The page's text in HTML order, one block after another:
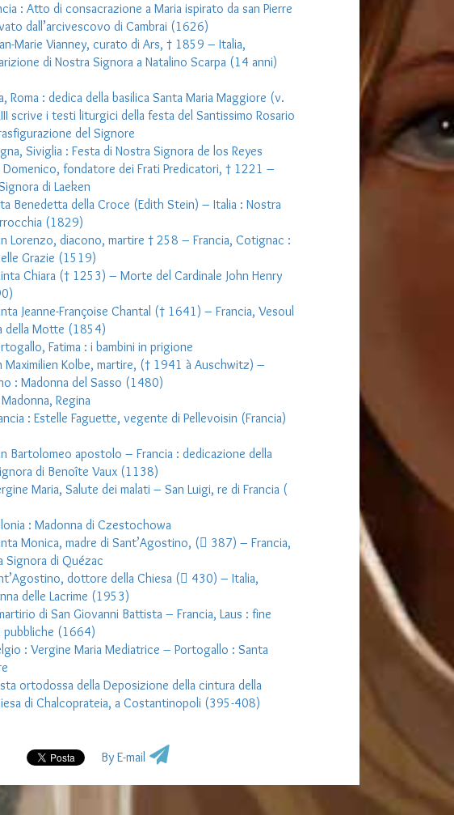
: Atto di consacrazione a Maria ispirato da san Pierre
dall’arcivescovo di Cambrai (1626)
Marie Vianney, curato di Ars, † 1859 – Italia,
di Nostra Signora a Natalino Scarpa (14 anni)
Roma : dedica della basilica Santa Maria Maggiore (v.
scrive i testi liturgici della festa del Santissimo Rosario
del Signore
Siviglia : Festa di Nostra Signora de los Reyes
fondatore dei Frati Predicatori, † 1221 –
di Laeken
Benedetta della Croce (Edith Stein) – Italia : Nostra
(1829)
Lorenzo, diacono, martire † 258 – Francia, Cotignac :
Grazie (1519)
Chiara († 1253) – Morte del Cardinale John Henry
Jeanne-Françoise Chantal († 1641) – Francia, Vesoul
della Motte (1854)
Fatima : i bambini in prigione
Maximilien Kolbe, martire, († 1941 à Auschwitz) –
: Madonna del Sasso (1480)
Regina
: Estelle Faguette, vegente di Pellevoisin (Francia)
Bartolomeo apostolo – Francia : dedicazione della
di Benoîte Vaux (1138)
Maria, Salute dei malati – San Luigi, re di Francia (
: Madonna di Czestochowa
Monica, madre di Sant’Agostino, ( 387) – Francia,
Signora di Quézac
dottore della Chiesa ( 430) – Italia,
delle Lacrime (1953)
di San Giovanni Battista – Francia, Laus : fine
pubbliche (1664)
: Vergine Maria Mediatrice – Portogallo : Santa
ortodossa della Deposizione della cintura della
di Chalcoprateia, a Costantinopoli (395-408)
By E-mail